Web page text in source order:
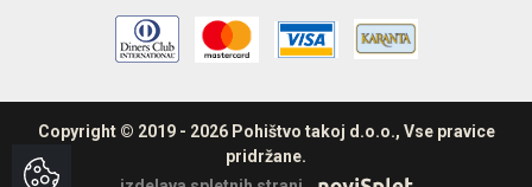
Copyright © 2019 - 2026 Pohištvo takoj d.o.o., Vse pravice
pridržane.